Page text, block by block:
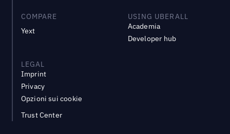
COMPARE
Yext
USING UBERALL
Academia
Developer hub
LEGAL
Imprint
Privacy
Opzioni sui cookie
Trust Center